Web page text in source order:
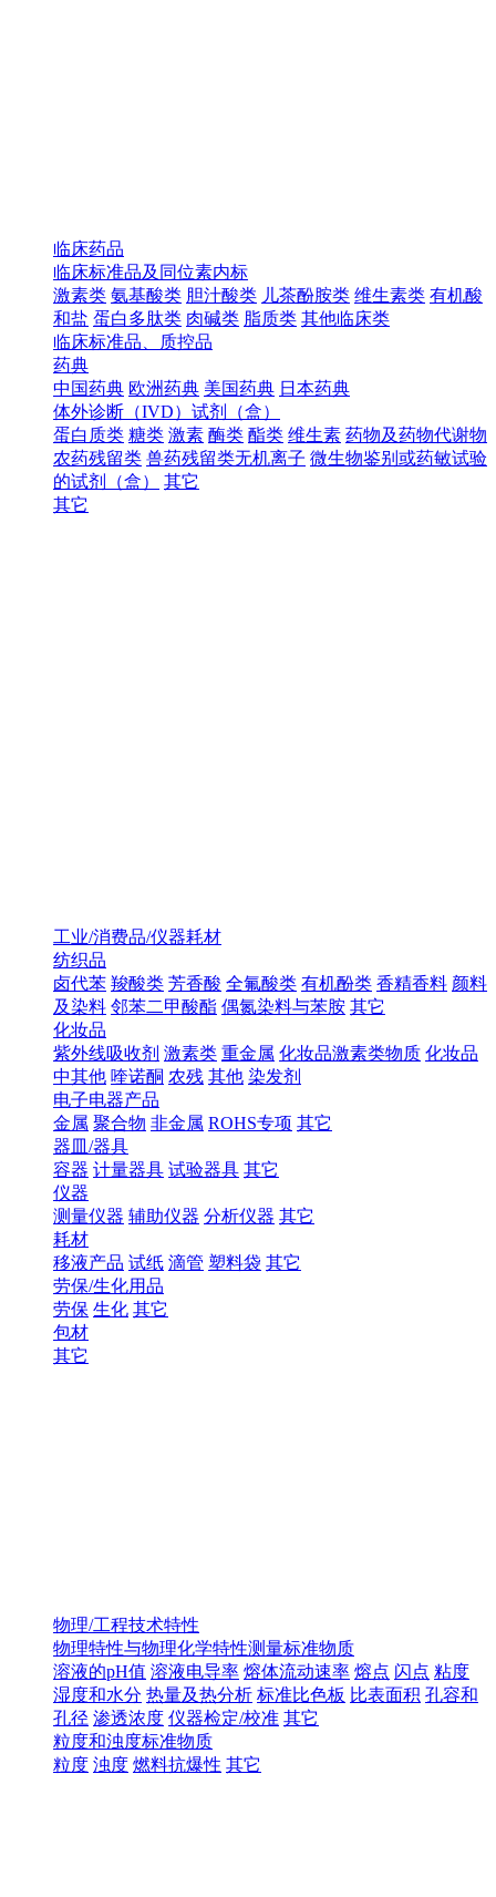
临床药品
临床标准品及同位素内标
激素类 氨基酸类 胆汁酸类 儿茶酚胺类 维生素类 有机酸
和盐 蛋白多肽类 肉碱类 脂质类 其他临床类
临床标准品、质控品
药典
中国药典 欧洲药典 美国药典 日本药典
体外诊断（IVD）试剂（盒）
蛋白质类 糖类 激素 酶类 酯类 维生素 药物及药物代谢物
农药残留类 兽药残留类无机离子 微生物鉴别或药敏试验
的试剂（盒）
其它
其它
工业/消费品/仪器耗材
纺织品
卤代苯 羧酸类 芳香酸 全氟酸类 有机酚类 香精香料 颜料
及染料 邻苯二甲酸酯 偶氮染料与苯胺 其它
化妆品
紫外线吸收剂 激素类 重金属 化妆品激素类物质 化妆品
中其他 喹诺酮 农残 其他 染发剂
电子电器产品
金属 聚合物 非金属 ROHS专项 其它
器皿/器具
容器 计量器具 试验器具 其它
仪器
测量仪器 辅助仪器 分析仪器 其它
耗材
移液产品 试纸 滴管 塑料袋 其它
劳保/生化用品
劳保 生化 其它
包材
其它
物理/工程技术特性
物理特性与物理化学特性测量标准物质
溶液的pH值 溶液电导率 熔体流动速率 熔点 闪点 粘度
湿度和水分 热量及热分析 标准比色板 比表面积 孔容和
孔径 渗透浓度 仪器检定/校准 其它
粒度和浊度标准物质
粒度 浊度 燃料抗爆性 其它